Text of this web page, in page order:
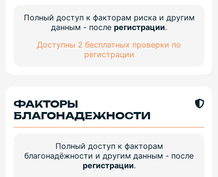
Полный доступ к факторам риска и другим
данным - после регистрации.
Доступны 2 бесплатных проверки по
регистрации
ФАКТОРЫ
БЛАГОНАДЕЖНОСТИ
Полный доступ к факторам
благонадёжности и другим данным - после
регистрации.